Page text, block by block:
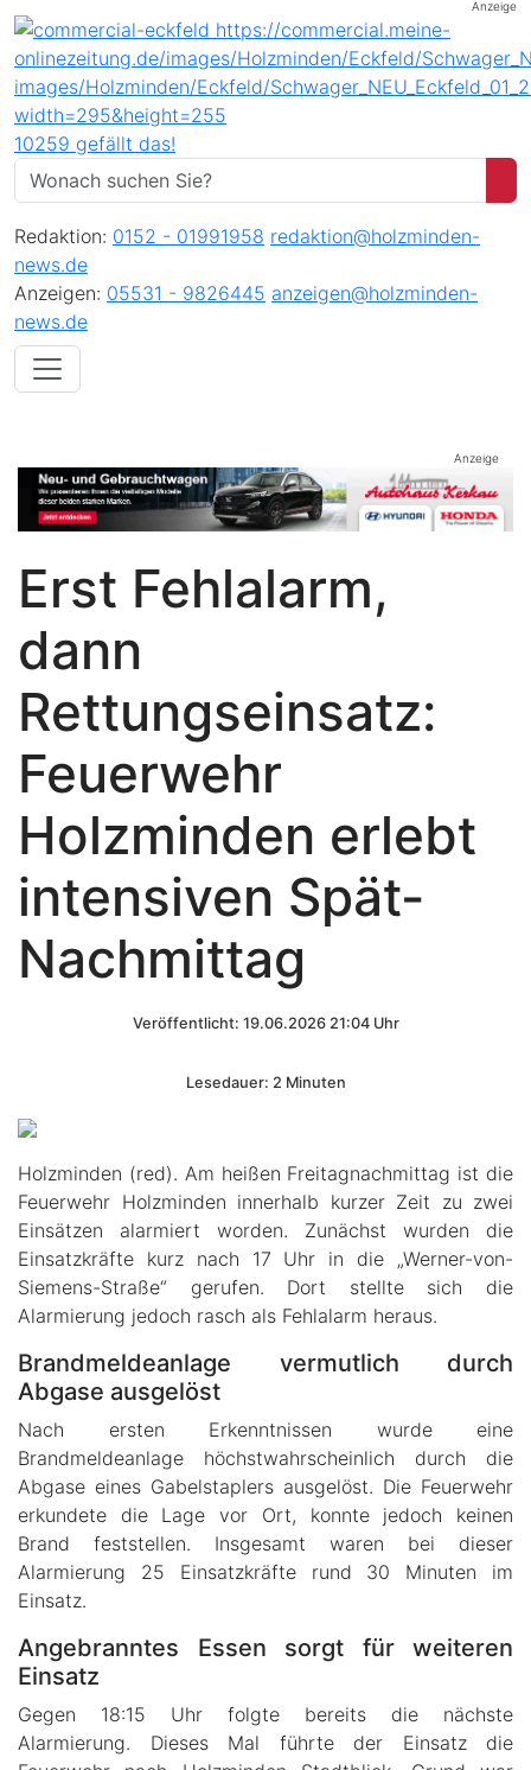
Anzeige
10259 gefällt das!
Redaktion: 0152 - 01991958 redaktion@holzminden-
news.de
Anzeigen: 05531 - 9826445 anzeigen@holzminden-
news.de
Anzeige
Erst Fehlalarm,
dann
Rettungseinsatz:
Feuerwehr
Holzminden erlebt
intensiven Spät-
Nachmittag
Veröffentlicht: 19.06.2026 21:04 Uhr
Lesedauer: 2 Minuten
Holzminden (red). Am heißen Freitagnachmittag ist die
Feuerwehr Holzminden innerhalb kurzer Zeit zu zwei
Einsätzen alarmiert worden. Zunächst wurden die
Einsatzkräfte kurz nach 17 Uhr in die „Werner-von-
Siemens-Straße“ gerufen. Dort stellte sich die
Alarmierung jedoch rasch als Fehlalarm heraus.
Brandmeldeanlage vermutlich durch
Abgase ausgelöst
Nach ersten Erkenntnissen wurde eine
Brandmeldeanlage höchstwahrscheinlich durch die
Abgase eines Gabelstaplers ausgelöst. Die Feuerwehr
erkundete die Lage vor Ort, konnte jedoch keinen
Brand feststellen. Insgesamt waren bei dieser
Alarmierung 25 Einsatzkräfte rund 30 Minuten im
Einsatz.
Angebranntes Essen sorgt für weiteren
Einsatz
Gegen 18:15 Uhr folgte bereits die nächste
Alarmierung. Dieses Mal führte der Einsatz die